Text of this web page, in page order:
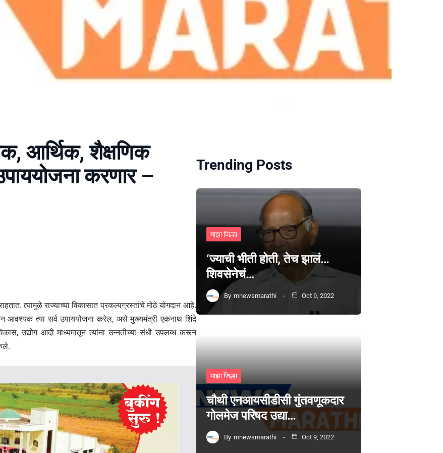
आर्थिक, शैक्षणिक
करणार –
त्यामुळे राज्याच्या विकासात प्रकल्पग्रस्तांचे मोठे योगदान आहे.
आवश्यक त्या सर्व उपाययोजना करेल, असे मुख्यमंत्री एकनाथ शिंदे
उद्योग आदी माध्यमातून त्यांना उन्नतीच्या संधी उपलब्ध करून
Trending Posts
माझा जिल्हा
‘ज्याची भीती होती, तेच झालं…
शिवसेनेचं…
By mnewsmarathi Oct 9, 2022
माझा जिल्हा
चौथी एनआयसीडीसी गुंतवणूकदार
गोलमेज परिषद उद्या…
By mnewsmarathi Oct 9, 2022